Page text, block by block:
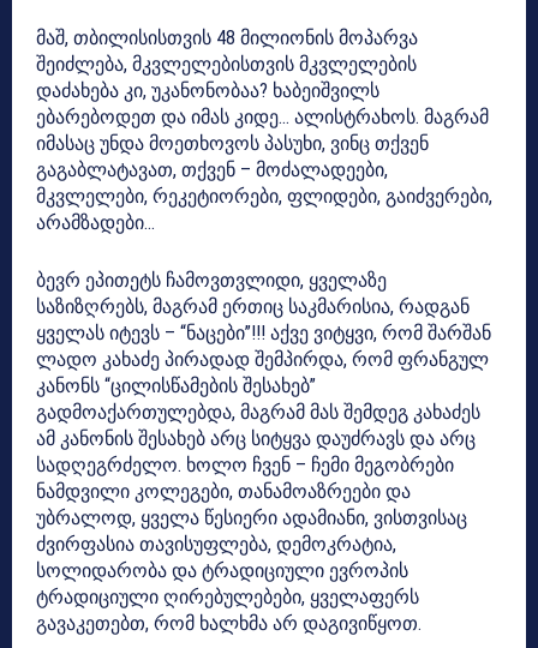
მაშ, თბილისისთვის 48 მილიონის მოპარვა
შეიძლება, მკვლელებისთვის მკვლელების
დაძახება კი, უკანონობაა? ხაბეიშვილს
ებარებოდეთ და იმას კიდე… ალისტრახოს. მაგრამ
იმასაც უნდა მოეთხოვოს პასუხი, ვინც თქვენ
გაგაბლატავათ, თქვენ – მოძალადეები,
მკვლელები, რეკეტიორები, ფლიდები, გაიძვერები,
არამზადები…
ბევრ ეპითეტს ჩამოვთვლიდი, ყველაზე
საზიზღრებს, მაგრამ ერთიც საკმარისია, რადგან
ყველას იტევს – “ნაცები”!!! აქვე ვიტყვი, რომ შარშან
ლადო კახაძე პირადად შემპირდა, რომ ფრანგულ
კანონს “ცილისწამების შესახებ”
გადმოაქართულებდა, მაგრამ მას შემდეგ კახაძეს
ამ კანონის შესახებ არც სიტყვა დაუძრავს და არც
სადღეგრძელო. ხოლო ჩვენ – ჩემი მეგობრები
ნამდვილი კოლეგები, თანამოაზრეები და
უბრალოდ, ყველა წესიერი ადამიანი, ვისთვისაც
ძვირფასია თავისუფლება, დემოკრატია,
სოლიდარობა და ტრადიციული ევროპის
ტრადიციული ღირებულებები, ყველაფერს
გავაკეთებთ, რომ ხალხმა არ დაგივიწყოთ.